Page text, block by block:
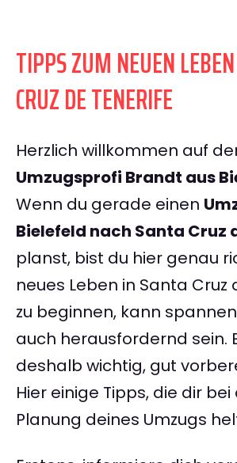
TIPPS ZUM NEUEN
CRUZ DE TENERIFE
Herzlich willkommen auf
Umzugsprofi Brandt aus
Wenn du gerade einen
Bielefeld nach Santa Cruz
planst, bist du hier genau
neues Leben in Santa Cruz
zu beginnen, kann
auch herausfordernd sein.
deshalb wichtig, gut
Hier einige Tipps, die dir bei
Planung deines Umzugs